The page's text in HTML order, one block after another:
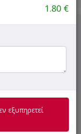
ΑΞΙΟΛΟΓΗΣΕΙΣ
1.80 €
εξυπηρετεί